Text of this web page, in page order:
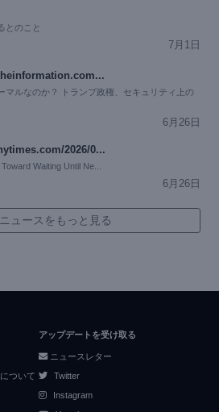
とのこと
7月1日
マルなのか？ トランプ政権、セキュリティ上の
6月26日
2026/0...
Waiting Until Ne...
6月26日
ュースをもっと見る
ついて
アップデートを受け取る
ニュースレター
Twitter
Instagram